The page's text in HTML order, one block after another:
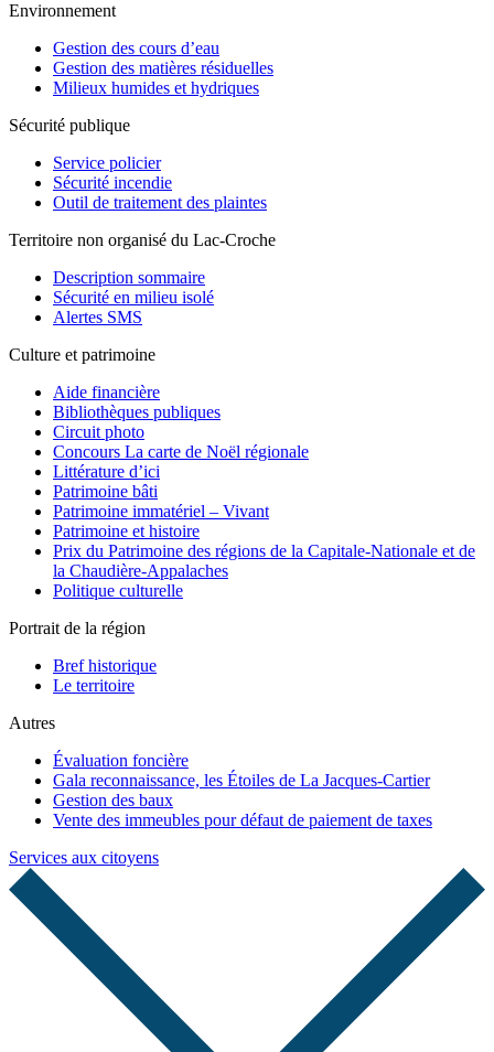
Environnement
Gestion des cours d’eau
Gestion des matières résiduelles
Milieux humides et hydriques
Sécurité publique
Service policier
Sécurité incendie
Outil de traitement des plaintes
Territoire non organisé du Lac-Croche
Description sommaire
Sécurité en milieu isolé
Alertes SMS
Culture et patrimoine
Aide financière
Bibliothèques publiques
Circuit photo
Concours La carte de Noël régionale
Littérature d’ici
Patrimoine bâti
Patrimoine immatériel – Vivant
Patrimoine et histoire
Prix du Patrimoine des régions de la Capitale-Nationale et de
la Chaudière-Appalaches
Politique culturelle
Portrait de la région
Bref historique
Le territoire
Autres
Évaluation foncière
Gala reconnaissance, les Étoiles de La Jacques-Cartier
Gestion des baux
Vente des immeubles pour défaut de paiement de taxes
Services aux citoyens